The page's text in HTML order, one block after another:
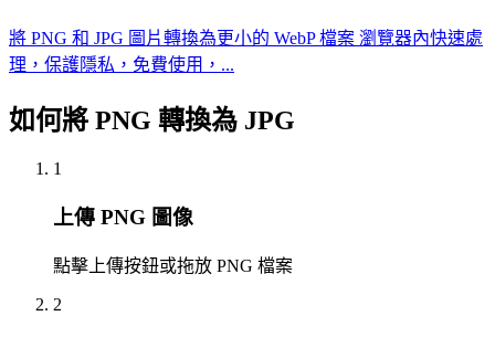
將 PNG 和 JPG 圖片轉換為更小的 WebP 檔案 瀏覽器內快速處
理，保護隱私，免費使用，...
如何將 PNG 轉換為 JPG
1
上傳 PNG 圖像
點擊上傳按鈕或拖放 PNG 檔案
2